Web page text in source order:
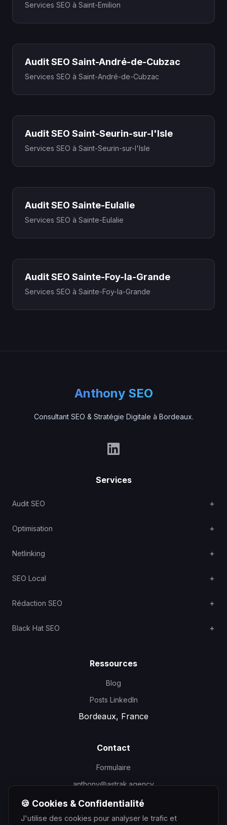
Services SEO à Saint-Emilion
Audit SEO Saint-André-de-Cubzac
Services SEO à Saint-André-de-Cubzac
Audit SEO Saint-Seurin-sur-l'Isle
Services SEO à Saint-Seurin-sur-l'Isle
Audit SEO Sainte-Eulalie
Services SEO à Sainte-Eulalie
Audit SEO Sainte-Foy-la-Grande
Services SEO à Sainte-Foy-la-Grande
Anthony SEO
Consultant SEO & Stratégie Digitale à Bordeaux.
Services
Audit SEO
Optimisation
Netlinking
SEO Local
Rédaction SEO
Black Hat SEO
Ressources
Blog
Posts LinkedIn
Bordeaux, France
Contact
Formulaire
anthony@astrak.agency
🍪 Cookies & Confidentialité
J'utilise des cookies pour analyser le trafic et